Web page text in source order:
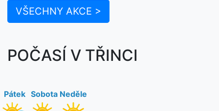
VŠECHNY AKCE >
POČASÍ V TŘINCI
Pátek Sobota Neděle